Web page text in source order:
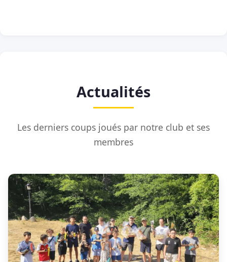
Actualités
Les derniers coups joués par notre club et ses
membres